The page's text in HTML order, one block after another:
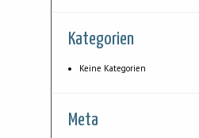
Kategorien
Keine Kategorien
Meta